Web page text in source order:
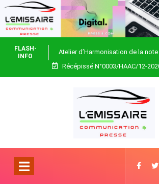
FLASH-
INFO
Atelier d’Harmonisation de la
Togo
Récépissé N°0003/HAAC/12-